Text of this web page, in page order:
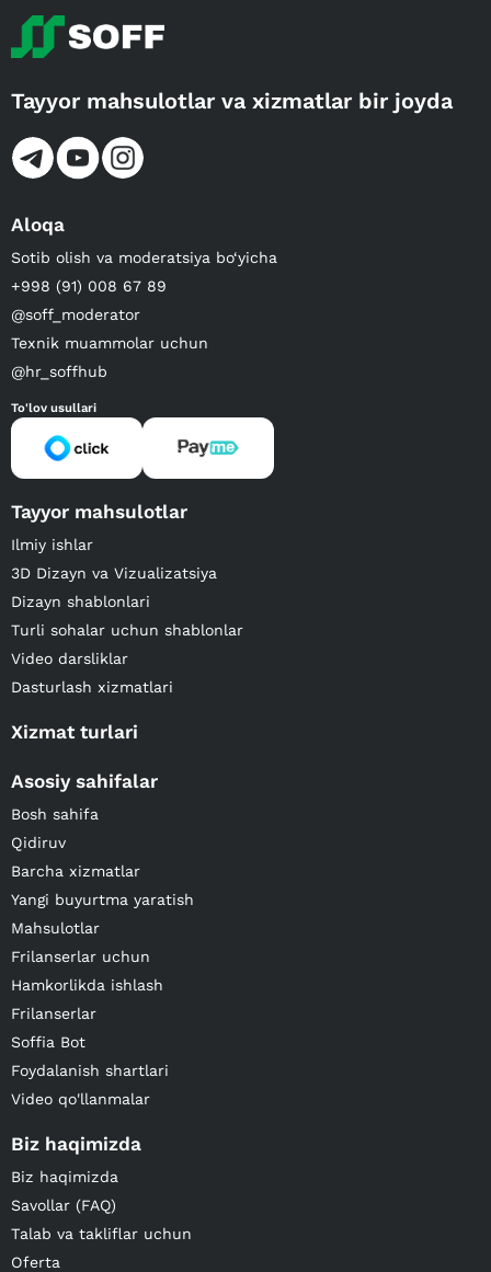
Tayyor mahsulotlar va xizmatlar bir joyda
Aloqa
Sotib olish va moderatsiya bo‘yicha
+998 (91) 008 67 89
@soff_moderator
Texnik muammolar uchun
@hr_soffhub
To'lov usullari
Tayyor mahsulotlar
Ilmiy ishlar
3D Dizayn va Vizualizatsiya
Dizayn shablonlari
Turli sohalar uchun shablonlar
Video darsliklar
Dasturlash xizmatlari
Xizmat turlari
Asosiy sahifalar
Bosh sahifa
Qidiruv
Barcha xizmatlar
Yangi buyurtma yaratish
Mahsulotlar
Frilanserlar uchun
Hamkorlikda ishlash
Frilanserlar
Soffia Bot
Foydalanish shartlari
Video qo'llanmalar
Biz haqimizda
Biz haqimizda
Savollar (FAQ)
Talab va takliflar uchun
Oferta